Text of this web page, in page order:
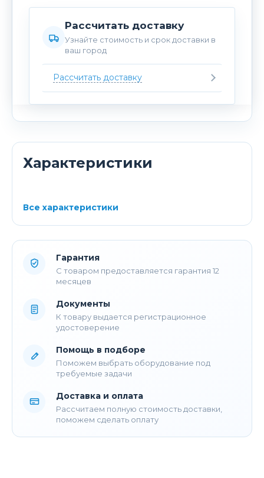
Рассчитать доставку
Узнайте стоимость и срок доставки в
ваш город
Рассчитать доставку
Характеристики
Все характеристики
Гарантия
С товаром предоставляется гарантия 12
месяцев
Документы
К товару выдается регистрационное
удостоверение
Помощь в подборе
Поможем выбрать оборудование под
требуемые задачи
Доставка и оплата
Рассчитаем полную стоимость доставки,
поможем сделать оплату